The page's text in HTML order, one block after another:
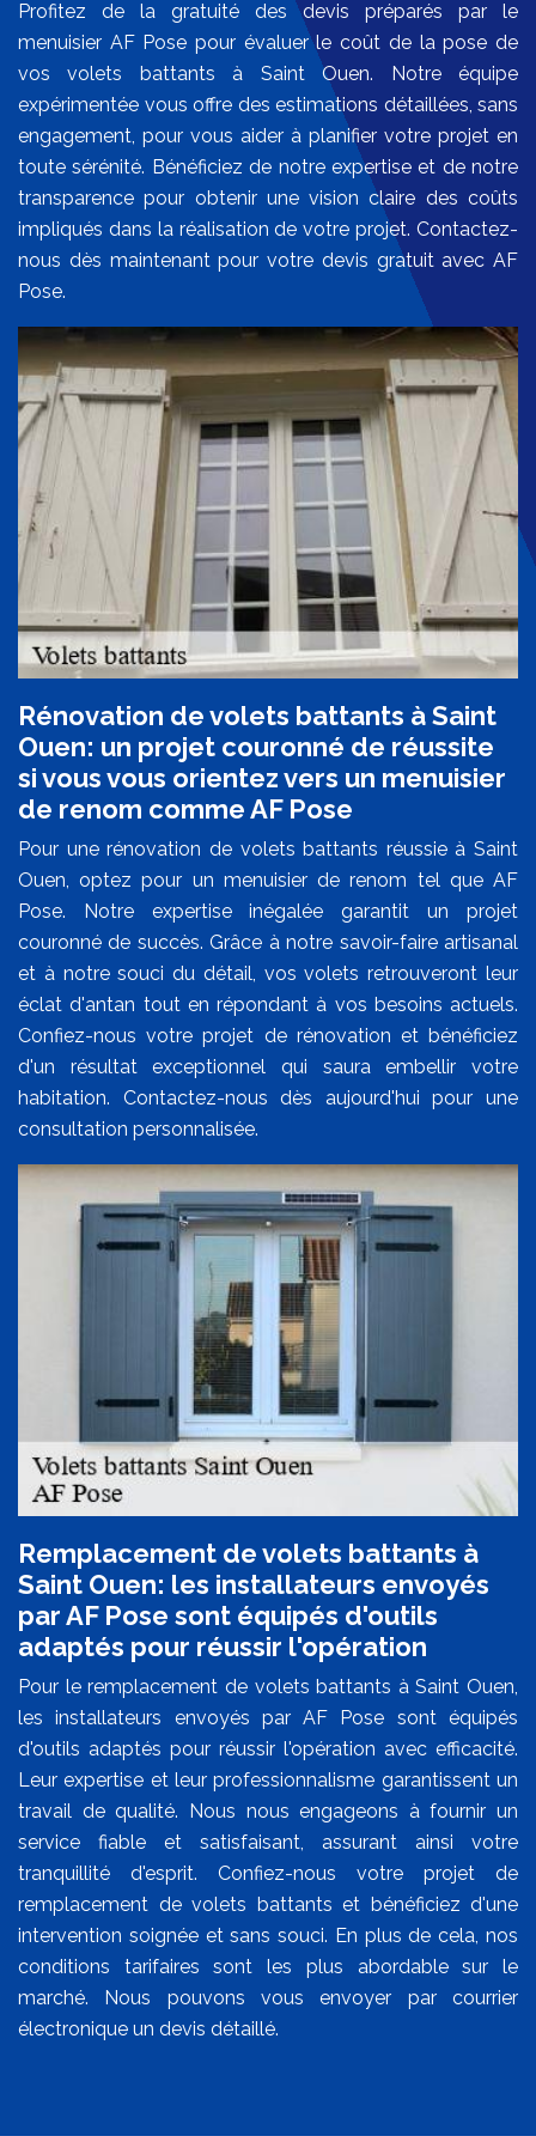
Profitez de la gratuité des devis préparés par le
menuisier AF Pose pour évaluer le coût de la pose de
vos volets battants à Saint Ouen. Notre équipe
expérimentée vous offre des estimations détaillées, sans
engagement, pour vous aider à planifier votre projet en
toute sérénité. Bénéficiez de notre expertise et de notre
transparence pour obtenir une vision claire des coûts
impliqués dans la réalisation de votre projet. Contactez-
nous dès maintenant pour votre devis gratuit avec AF
Pose.
Rénovation de volets battants à Saint
Ouen: un projet couronné de réussite
si vous vous orientez vers un menuisier
de renom comme AF Pose
Pour une rénovation de volets battants réussie à Saint
Ouen, optez pour un menuisier de renom tel que AF
Pose. Notre expertise inégalée garantit un projet
couronné de succès. Grâce à notre savoir-faire artisanal
et à notre souci du détail, vos volets retrouveront leur
éclat d'antan tout en répondant à vos besoins actuels.
Confiez-nous votre projet de rénovation et bénéficiez
d'un résultat exceptionnel qui saura embellir votre
habitation. Contactez-nous dès aujourd'hui pour une
consultation personnalisée.
Remplacement de volets battants à
Saint Ouen: les installateurs envoyés
par AF Pose sont équipés d'outils
adaptés pour réussir l'opération
Pour le remplacement de volets battants à Saint Ouen,
les installateurs envoyés par AF Pose sont équipés
d'outils adaptés pour réussir l'opération avec efficacité.
Leur expertise et leur professionnalisme garantissent un
travail de qualité. Nous nous engageons à fournir un
service fiable et satisfaisant, assurant ainsi votre
tranquillité d'esprit. Confiez-nous votre projet de
remplacement de volets battants et bénéficiez d'une
intervention soignée et sans souci. En plus de cela, nos
conditions tarifaires sont les plus abordable sur le
marché. Nous pouvons vous envoyer par courrier
électronique un devis détaillé.